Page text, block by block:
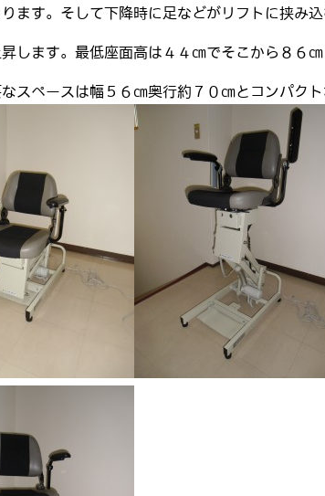
ます。そして下降時に足などがリフトに挟み込
します。最低座面高は４４㎝でそこから８６㎝
スペースは幅５６㎝奥行約７０㎝とコンパクト